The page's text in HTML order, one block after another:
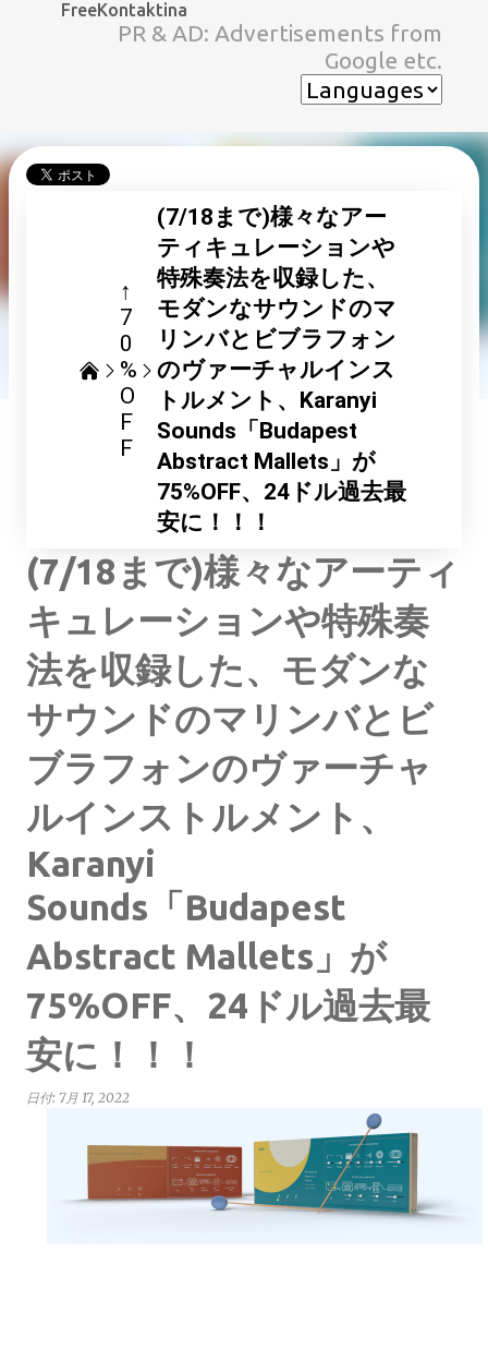
スキップしてメイン コンテンツに移動
FreeKontaktina
PR & AD: Advertisements from
Google etc.
↑
7
0
%
O
F
F
(7/18まで)様々なアー
ティキュレーションや
特殊奏法を収録した、
モダンなサウンドのマ
リンバとビブラフォン
のヴァーチャルインス
トルメント、Karanyi
Sounds「Budapest
Abstract Mallets」が
75%OFF、24ドル過去最
安に！！！
(7/18まで)様々なアーティ
キュレーションや特殊奏
法を収録した、モダンな
サウンドのマリンバとビ
ブラフォンのヴァーチャ
ルインストルメント、
Karanyi
Sounds「Budapest
Abstract Mallets」が
75%OFF、24ドル過去最
安に！！！
日付: 7月 17, 2022